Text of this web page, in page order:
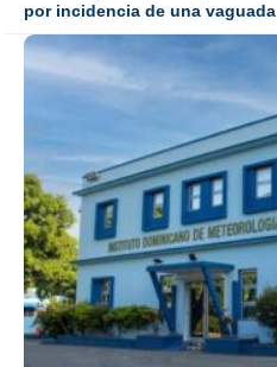
por incidencia de una vaguada